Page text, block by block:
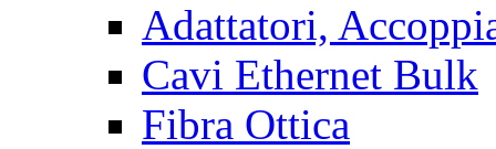
Adattatori,
Cavi Ethernet Bulk
Fibra Ottica